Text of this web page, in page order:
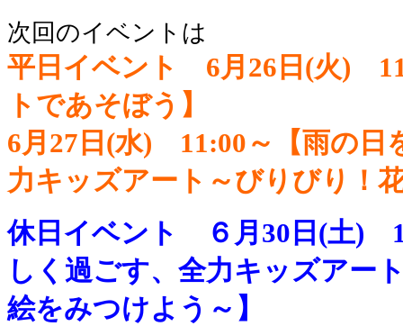
次回のイベントは
平日イベント 6月26日(火)
トであそぼう】
6月27日(水) 11:00～【雨の日
力キッズアート～びりびり！
休日 イベント ６月30日(土)
しく過ごす、全力キッズアー
絵をみつけよう～】